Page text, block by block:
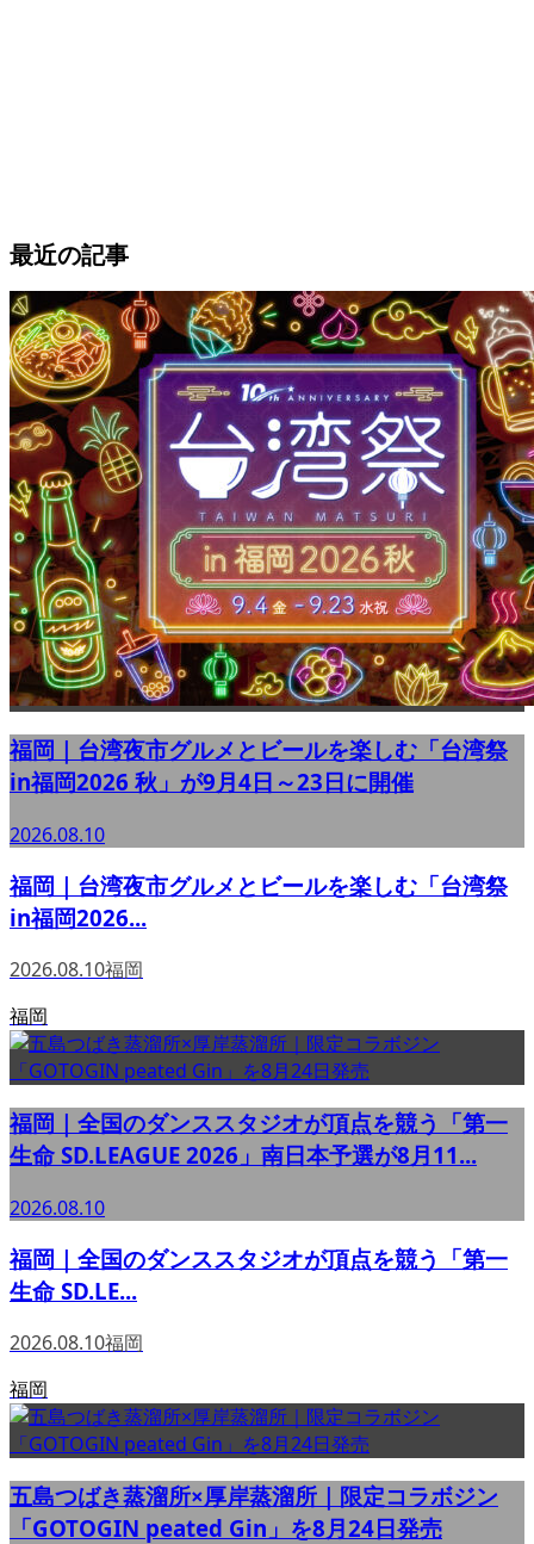
最近の記事
福岡｜台湾夜市グルメとビールを楽しむ「台湾祭
in福岡2026 秋」が9月4日～23日に開催
2026.08.10
福岡｜台湾夜市グルメとビールを楽しむ「台湾祭
in福岡2026...
2026.08.10福岡
福岡
福岡｜全国のダンススタジオが頂点を競う「第一
生命 SD.LEAGUE 2026」南日本予選が8月11...
2026.08.10
福岡｜全国のダンススタジオが頂点を競う「第一
生命 SD.LE...
2026.08.10福岡
福岡
五島つばき蒸溜所×厚岸蒸溜所｜限定コラボジン
「GOTOGIN peated Gin」を8月24日発売